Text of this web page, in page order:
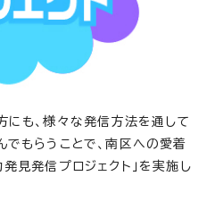
も、様々な発信方法を通して
もらうことで、南区への愛着
見発信プロジェクト」を実施し